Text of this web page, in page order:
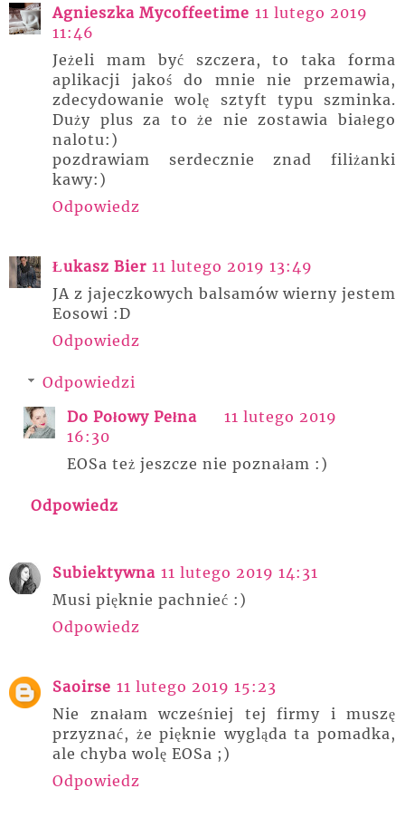
Agnieszka Mycoffeetime 11 lutego 2019
11:46
Jeżeli mam być szczera, to taka forma
aplikacji jakoś do mnie nie przemawia,
zdecydowanie wolę sztyft typu szminka.
Duży plus za to że nie zostawia białego
nalotu:)
pozdrawiam serdecznie znad filiżanki
kawy:)
Odpowiedz
Łukasz Bier 11 lutego 2019 13:49
JA z jajeczkowych balsamów wierny jestem
Eosowi :D
Odpowiedz
Odpowiedzi
Do Połowy Pełna
11 lutego 2019
16:30
EOSa też jeszcze nie poznałam :)
Odpowiedz
Subiektywna 11 lutego 2019 14:31
Musi pięknie pachnieć :)
Odpowiedz
Saoirse 11 lutego 2019 15:23
Nie znałam wcześniej tej firmy i muszę
przyznać, że pięknie wygląda ta pomadka,
ale chyba wolę EOSa ;)
Odpowiedz